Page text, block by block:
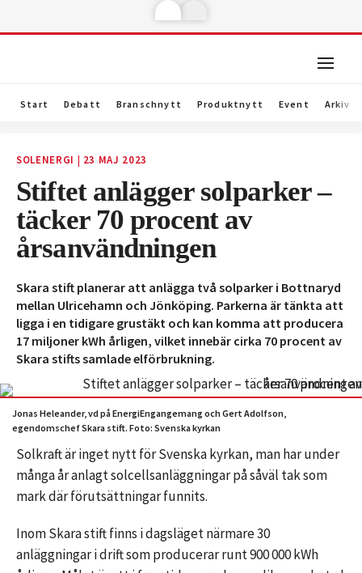
Start Debatt Branschnytt Produktnytt Event Arkiv
SOLENERGI | 23 MAJ 2023
Stiftet anlägger solparker –
täcker 70 procent av
årsanvändningen
Skara stift planerar att anlägga två solparker i Bottnaryd
mellan Ulricehamn och Jönköping. Parkerna är tänkta att
ligga i en tidigare grustäkt och kan komma att producera
17 miljoner kWh årligen, vilket innebär cirka 70 procent av
Skara stifts samlade elförbrukning.
Jonas Heleander, vd på EnergiEngangemang och Gert Adolfson,
egendomschef Skara stift. Foto: Svenska kyrkan
Solkraft är inget nytt för Svenska kyrkan, man har under
många år anlagt solcellsanläggningar på såväl tak som
mark där förutsättningar funnits.
Inom Skara stift finns i dagsläget närmare 30
anläggningar i drift som producerar runt 900 000 kWh